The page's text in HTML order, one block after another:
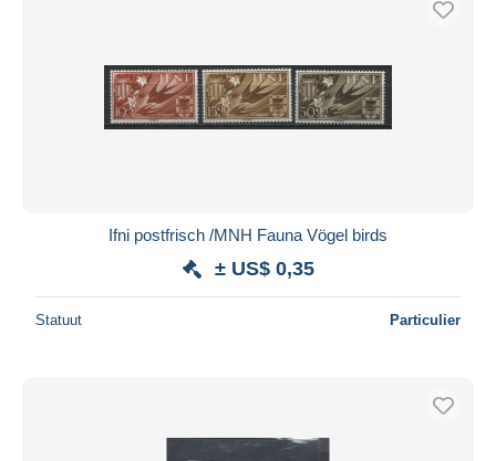
Ifni postfrisch /MNH Fauna Vögel birds
± US$ 0,35
Statuut Particulier